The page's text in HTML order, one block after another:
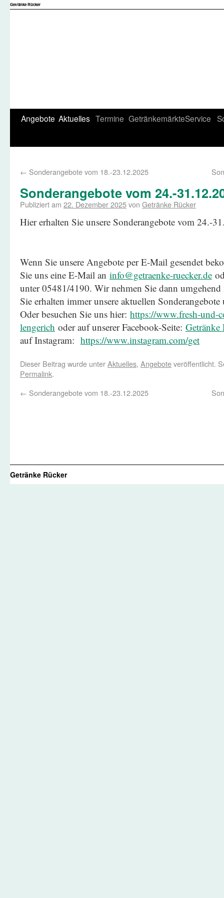
Getränke Rücker
Angebote Aktuelles Termine GetränkemärkteService
← Sonderangebote vom 18.-23.12.2025
Sonderangebote vom 24.-
Publiziert am 22. Dezember 2025von Getränke Rücker
Hier erhalten Sie unsere Sonderangebote vom 24.-
Wenn Sie unsere Angebote per E-Mail gesendet
Sie uns eine E-Mail an info@getraenke-ruecker.de
unter 05481/4190. Wir nehmen Sie dann
Sie erhalten immer unsere aktuellen
Oder besuchen Sie uns hier: https://www.fresh-und-
lengerich oder auf unserer Facebook-Seite: Getränke
auf Instagram: https://www.instagram.com/get
Dieser Beitrag wurde unterAktuelles, Angeboteveröffentlicht.
Permalink.
← Sonderangebote vom 18.-23.12.2025
Getränke Rücker